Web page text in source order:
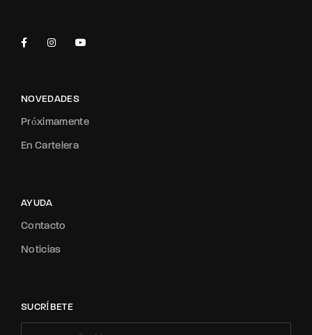
NOVEDADES
Próximamente
En Cartelera
AYUDA
Contacto
Noticias
SUCRÍBETE